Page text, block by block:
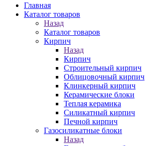
Главная
Каталог товаров
Назад
Каталог товаров
Кирпич
Назад
Кирпич
Строительный кирпич
Облицовочный кирпич
Клинкерный кирпич
Керамические блоки
Теплая керамика
Силикатный кирпич
Печной кирпич
Газосиликатные блоки
Назад